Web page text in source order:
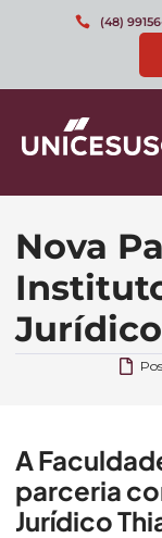
(48)
Nova
A
parceria
Jurídico